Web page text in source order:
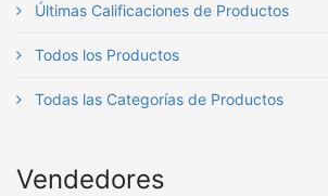
Últimas Calificaciones de Productos
Todos los Productos
Todas las Categorías de Productos
Vendedores